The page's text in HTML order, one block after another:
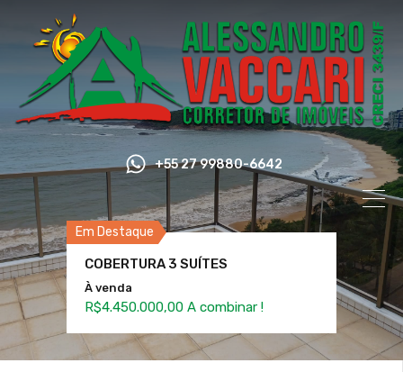
+55 27 99880-6642
Em Destaque
COBERTURA 3 SUÍTES
À venda
R$4.450.000,00 A combinar !